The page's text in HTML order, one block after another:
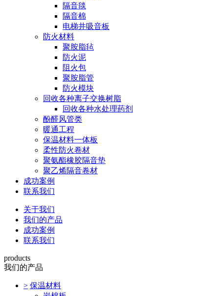
隔音毯
隔音棉
电梯井吸音板
防火材料
聚胺脂毡
防火泥
阻火包
聚胺脂管
防火模块
回收各种离子交换树脂
回收各种水处理药剂
酚醛风管类
暖通工程
保温材料一体板
柔性防火卷材
聚氨酯橡胶隔音垫
聚乙烯隔音卷材
成功案例
联系我们
关于我们
我们的产品
成功案例
联系我们
products
我们的产品
> 保温材料